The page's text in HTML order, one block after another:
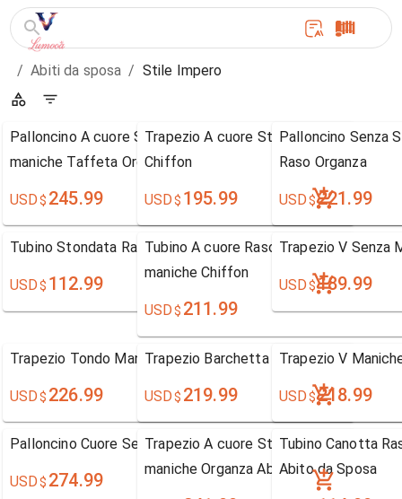
/ Abiti da sposa / Stile Impero
Palloncino A cuore Strascico da cappella Senza
maniche Taffeta Organza
USD$ 245.99
Trapezio A cuore Strascico di corte
Chiffon
USD$ 195.99
Palloncino Senza
Raso Organza
USD$221.99
Tubino Stondata Raso terra Senza maniche Chiffon
USD$ 112.99
Tubino A cuore Raso terra Strascico a
maniche Chiffon
USD$ 211.99
Trapezio V Senza
USD$189.99
Trapezio Tondo Maniche Lunghe Pizzo
USD$ 226.99
Trapezio Barchetta Senza Maniche
USD$ 219.99
Trapezio V
USD$218.99
Palloncino Cuore Senza Maniche Tulle
USD$ 274.99
Trapezio A cuore Strascico da cappella
maniche Organza Abito da Sposa
Tubino Canotta
Abito da Sposa